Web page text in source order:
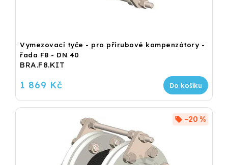
Vymezovací tyče - pro přírubové kompenzátory -
řada F8 - DN 40
BRA.F8.KIT
1 869 Kč Do košíku
–20 %